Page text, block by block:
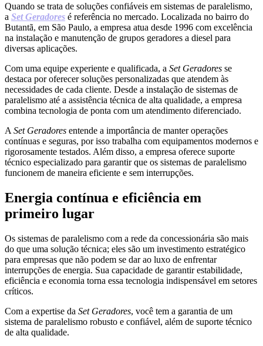
Quando se trata de soluções confiáveis em sistemas de paralelismo,
a Set Geradores é referência no mercado. Localizada no bairro do
Butantã, em São Paulo, a empresa atua desde 1996 com excelência
na instalação e manutenção de grupos geradores a diesel para
diversas aplicações.
Com uma equipe experiente e qualificada, a Set Geradores se
destaca por oferecer soluções personalizadas que atendem às
necessidades de cada cliente. Desde a instalação de sistemas de
paralelismo até a assistência técnica de alta qualidade, a empresa
combina tecnologia de ponta com um atendimento diferenciado.
A Set Geradores entende a importância de manter operações
contínuas e seguras, por isso trabalha com equipamentos modernos e
rigorosamente testados. Além disso, a empresa oferece suporte
técnico especializado para garantir que os sistemas de paralelismo
funcionem de maneira eficiente e sem interrupções.
Energia contínua e eficiência em
primeiro lugar
Os sistemas de paralelismo com a rede da concessionária são mais
do que uma solução técnica; eles são um investimento estratégico
para empresas que não podem se dar ao luxo de enfrentar
interrupções de energia. Sua capacidade de garantir estabilidade,
eficiência e economia torna essa tecnologia indispensável em setores
críticos.
Com a expertise da Set Geradores, você tem a garantia de um
sistema de paralelismo robusto e confiável, além de suporte técnico
de alta qualidade.